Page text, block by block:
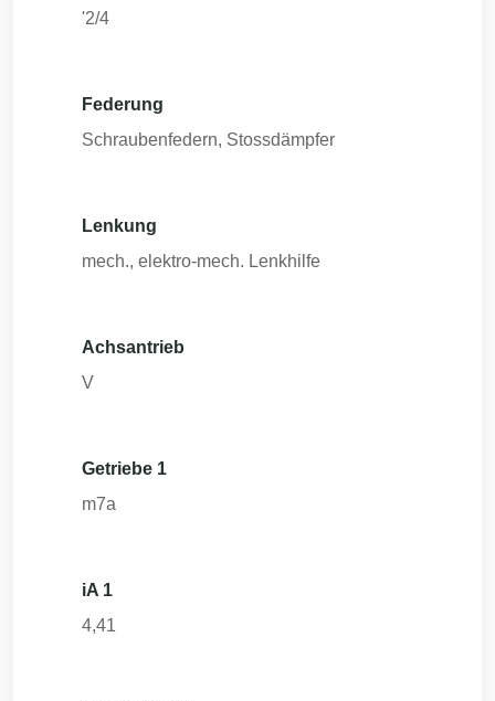
'2/4
Federung
Schraubenfedern, Stossdämpfer
Lenkung
mech., elektro-mech. Lenkhilfe
Achsantrieb
V
Getriebe 1
m7a
iA 1
4,41